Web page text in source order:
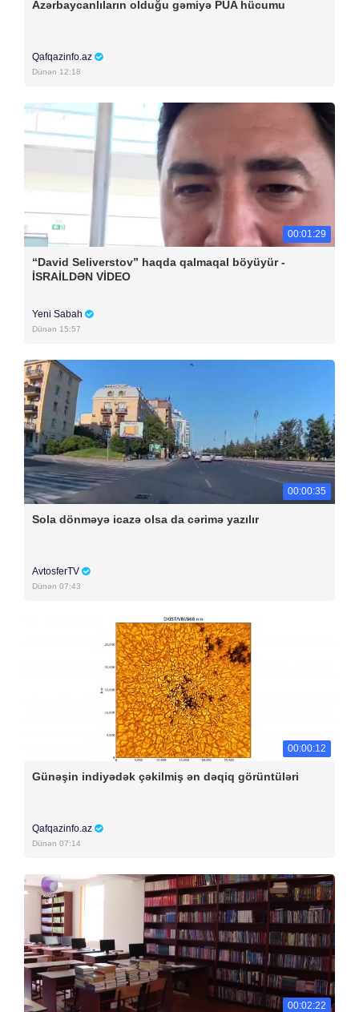
Azərbaycanlıların olduğu gəmiyə PUA hücumu
Qafqazinfo.az
Dünən 12:18
00:01:29
“David Seliverstov” haqda qalmaqal böyüyür -
İSRAİLDƏN VİDEO
Yeni Sabah
Dünən 15:57
00:00:35
Sola dönməyə icazə olsa da cərimə yazılır
AvtosferTV
Dünən 07:43
00:00:12
Günəşin indiyədək çəkilmiş ən dəqiq görüntüləri
Qafqazinfo.az
Dünən 07:14
00:02:22